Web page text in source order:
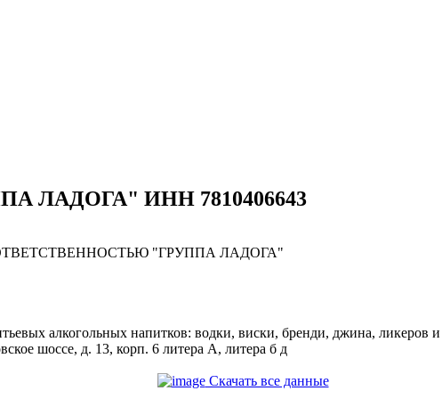
ЛАДОГА" ИНН 7810406643
"ГРУППА ЛАДОГА"
алкогольных напитков: водки, виски, бренди, джина, ликеров и
шоссе, д. 13, корп. 6 литера А, литера б д
Скачать все данные